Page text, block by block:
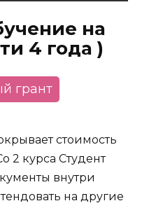
на
4 года )
грант
стоимость
2 курса Студент
внутри
на другие